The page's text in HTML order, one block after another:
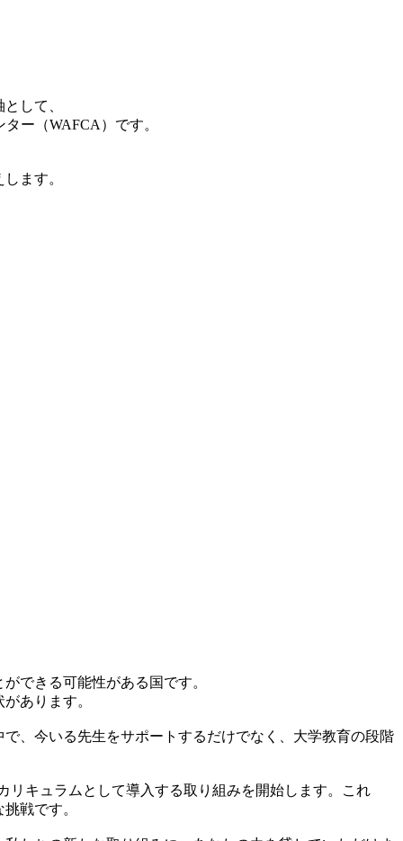
して、
ー（WAFCA）です。
ます。
できる可能性がある国です。
あります。
、今いる先生をサポートするだけでなく、大学教育の段階
キュラムとして導入する取り組みを開始します。これ
戦です。